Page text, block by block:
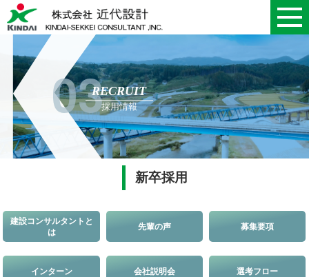
03RECRUIT
採用情報
新卒採用
建設コンサルタントと
は
先輩の声 募集要項
インターン 会社説明会 選考フロー